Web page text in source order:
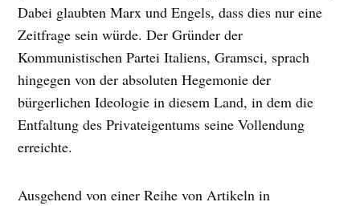
Dabei glaubten Marx und Engels, dass dies nur eine
Zeitfrage sein würde. Der Gründer der
Kommunistischen Partei Italiens, Gramsci, sprach
hingegen von der absoluten Hegemonie der
bürgerlichen Ideologie in diesem Land, in dem die
Entfaltung des Privateigentums seine Vollendung
erreichte.
Ausgehend von einer Reihe von Artikeln in